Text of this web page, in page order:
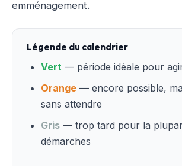
emménagement.
Légende du calendrier
Vert — période idéale pour
Orange — encore possible,
sans attendre
Gris — trop tard pour la
démarches